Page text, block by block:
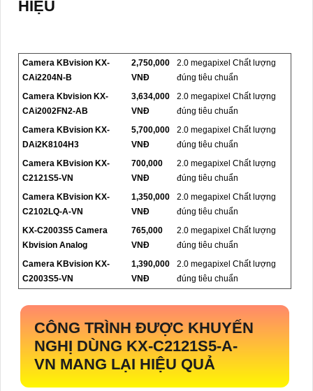
HIỆU
Camera KBvision KX-
CAi2204N-B
2,750,000
VNĐ
2.0 megapixel Chất lượng
đúng tiêu chuẩn
Camera Kbvision KX-
CAi2002FN2-AB
3,634,000
VNĐ
2.0 megapixel Chất lượng
đúng tiêu chuẩn
Camera KBvision KX-
DAi2K8104H3
5,700,000
VNĐ
2.0 megapixel Chất lượng
đúng tiêu chuẩn
Camera KBvision KX-
C2121S5-VN
700,000
VNĐ
2.0 megapixel Chất lượng
đúng tiêu chuẩn
Camera KBvision KX-
C2102LQ-A-VN
1,350,000
VNĐ
2.0 megapixel Chất lượng
đúng tiêu chuẩn
KX-C2003S5 Camera
Kbvision Analog
765,000
VNĐ
2.0 megapixel Chất lượng
đúng tiêu chuẩn
Camera KBvision KX-
C2003S5-VN
1,390,000
VNĐ
2.0 megapixel Chất lượng
đúng tiêu chuẩn
CÔNG TRÌNH ĐƯỢC KHUYẾN
NGHỊ DÙNG KX-C2121S5-A-
VN MANG LẠI HIỆU QUẢ